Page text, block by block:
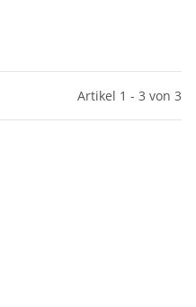
Artikel 1 - 3 von 3